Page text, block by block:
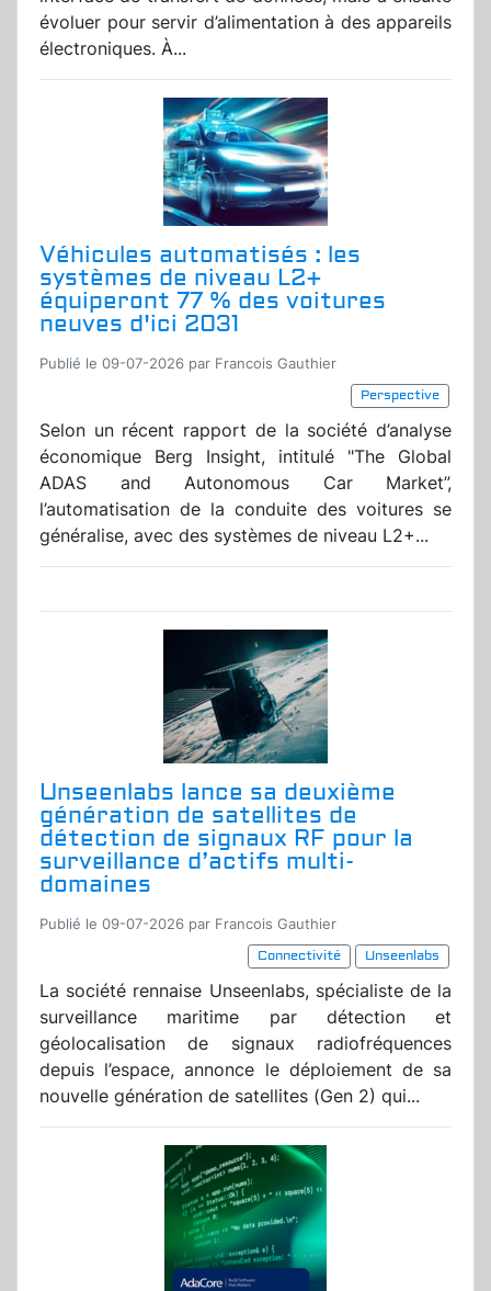
évoluer pour servir d’alimentation à des appareils
électroniques. À...
Véhicules automatisés : les
systèmes de niveau L2+
équiperont 77 % des voitures
neuves d'ici 2031
Publié le 09-07-2026 par Francois Gauthier
Perspective
Selon un récent rapport de la société d’analyse
économique Berg Insight, intitulé "The Global
ADAS and Autonomous Car Market”,
l’automatisation de la conduite des voitures se
généralise, avec des systèmes de niveau L2+...
Unseenlabs lance sa deuxième
génération de satellites de
détection de signaux RF pour la
surveillance d’actifs multi-
domaines
Publié le 09-07-2026 par Francois Gauthier
Connectivité
Unseenlabs
La société rennaise Unseenlabs, spécialiste de la
surveillance maritime par détection et
géolocalisation de signaux radiofréquences
depuis l’espace, annonce le déploiement de sa
nouvelle génération de satellites (Gen 2) qui...